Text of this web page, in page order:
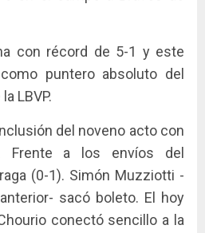
con récord de 5-1 y este
puntero absoluto del
LBVP.
del noveno acto con
Frente a los envíos del
(0-1). Simón Muzziotti -
sacó boleto. El hoy
conectó sencillo a la